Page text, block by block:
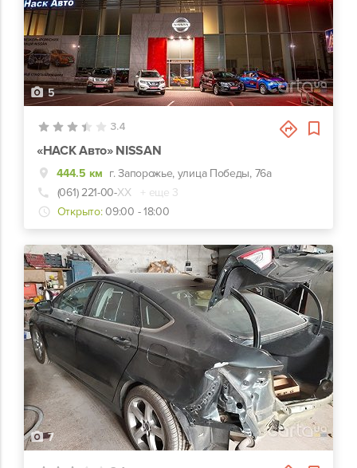
5
3.4
«НАСК Авто» NISSAN
444.5 км г. Запорожье, улица Победы, 76а
(061) 221-00-ХХ
+ еще 3
Открыто: 09:00 - 18:00
7